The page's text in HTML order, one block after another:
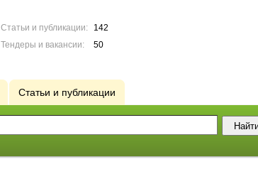
Статьи и публикации:
142
Тендеры и вакансии:
50
Статьи и публикации